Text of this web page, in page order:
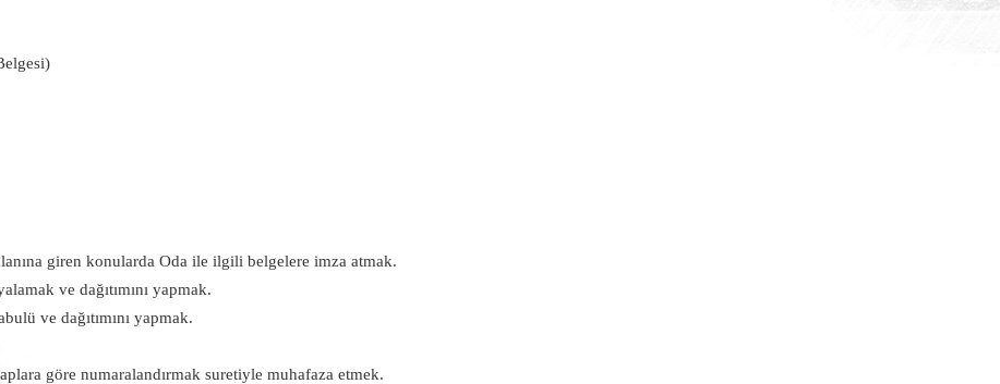
giren konularda Oda ile ilgili belgelere imza atmak.
ve dağıtımını yapmak.
ve dağıtımını yapmak.
göre numaralandırmak suretiyle muhafaza etmek.